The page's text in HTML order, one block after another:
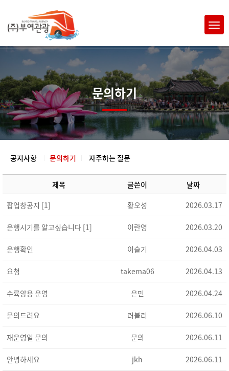
문의하기
공지사항 문의하기 자주하는 질문
제목 글쓴이
날짜
팝업창공지 [1]
황오성 2026.03.17
운행시기를 알고싶습니다 [1] 이란영 2026.03.20
운행확인 이슬기 2026.04.03
요청 takema06 2026.04.13
수륙양용 운영 은민 2026.04.24
문의드려요 러블리 2026.06.10
재운영일 문의 문의 2026.06.11
안녕하세요 jkh 2026.06.11